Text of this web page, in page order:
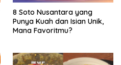
8 Soto Nusantara yang
Punya Kuah dan Isian Unik,
Mana Favoritmu?